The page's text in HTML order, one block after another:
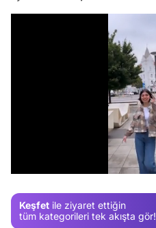
Keşfet ile ziyaret ettiğin
tüm kategorileri tek akışta gör!